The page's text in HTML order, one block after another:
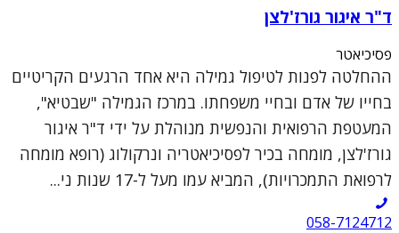
ד"ר איגור גורז'לצן
פסיכיאטר
ההחלטה לפנות לטיפול גמילה היא אחד הרגעים הקריטיים
בחייו של אדם ובחיי משפחתו. במרכז הגמילה "שבטיא",
המעטפת הרפואית והנפשית מנוהלת על ידי ד"ר איגור
גורז'לצן, מומחה בכיר לפסיכיאטריה ונרקולוג (רופא מומחה
לרפואת התמכרויות), המביא עמו מעל ל-17 שנות ני...
058-7124712